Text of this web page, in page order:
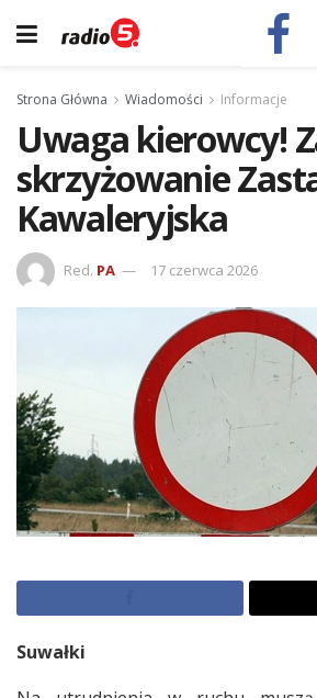
Strona Główna Wiadomości Informacje
Uwaga kierowcy!
skrzyżowanie
Kawaleryjska
Red. PA 17 czerwca 2026
Suwałki